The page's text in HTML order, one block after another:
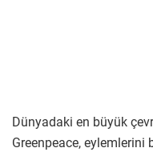
Dünyadaki en büyük
Greenpeace,